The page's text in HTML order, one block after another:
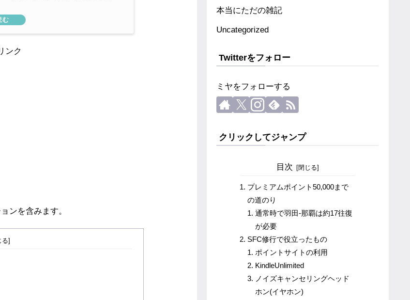
ンク
ンを含みます。
本当にただの雑記
Uncategorized
Twitterをフォロー
ミヤをフォローする
クリックしてジャンプ
目次
プレミアムポイント50,000まで
の道のり
通常時で羽田-那覇は約17往復
が必要
SFC修行で役立ったもの
ポイントサイトの利用
KindleUnlimited
ノイズキャンセリングヘッド
ホン(イヤホン)